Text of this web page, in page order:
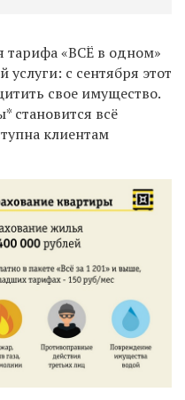
«ВСЁ в одном»
услуги: с сентября этот
свое имущество.
становится всё
клиентам